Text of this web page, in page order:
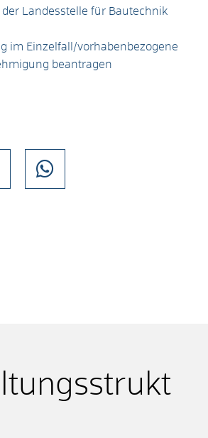
Landesstelle für Bautechnik
im Einzelfall/vorhabenbezogene
beantragen